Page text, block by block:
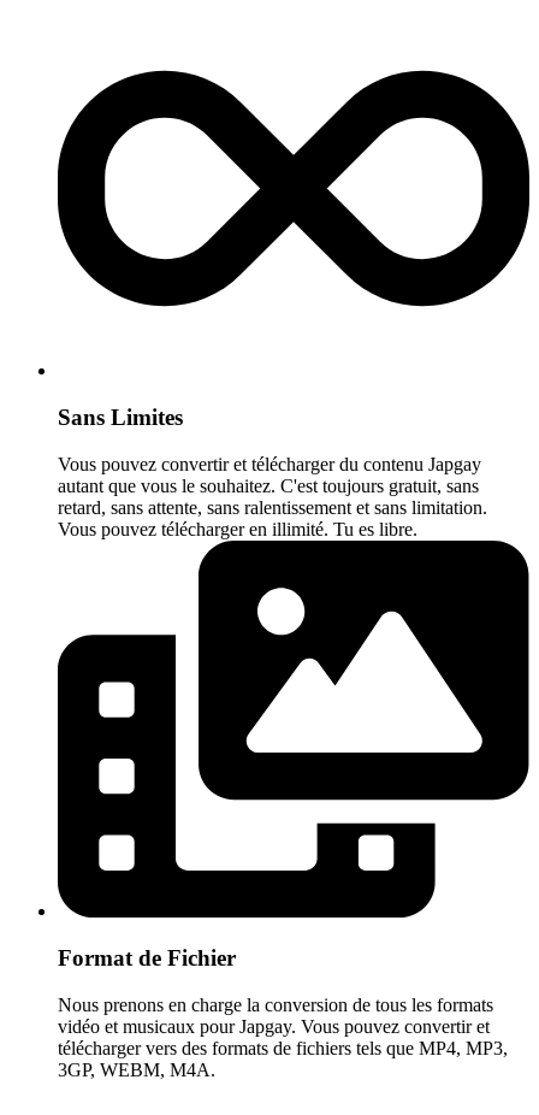
Sans Limites
Vous pouvez convertir et télécharger du contenu Japgay
autant que vous le souhaitez. C'est toujours gratuit, sans
retard, sans attente, sans ralentissement et sans limitation.
Vous pouvez télécharger en illimité. Tu es libre.
Format de Fichier
Nous prenons en charge la conversion de tous les formats
vidéo et musicaux pour Japgay. Vous pouvez convertir et
télécharger vers des formats de fichiers tels que MP4, MP3,
3GP, WEBM, M4A.